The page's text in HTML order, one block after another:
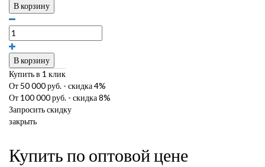
В корзину
В корзину
Купить в 1 клик
От 50 000 руб. - скидка 4%
От 100 000 руб. - скидка 8%
Запросить скидку
закрыть
Купить по оптовой цене